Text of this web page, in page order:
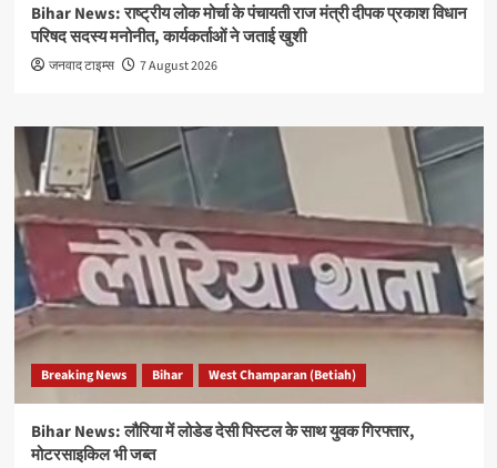
Bihar News: राष्ट्रीय लोक मोर्चा के पंचायती राज मंत्री दीपक प्रकाश विधान
परिषद सदस्य मनोनीत, कार्यकर्ताओं ने जताई खुशी
जनवाद टाइम्स 7 August 2026
Breaking News Bihar West Champaran (Betiah)
Bihar News: लौरिया में लोडेड देसी पिस्टल के साथ युवक गिरफ्तार,
मोटरसाइकिल भी जब्त